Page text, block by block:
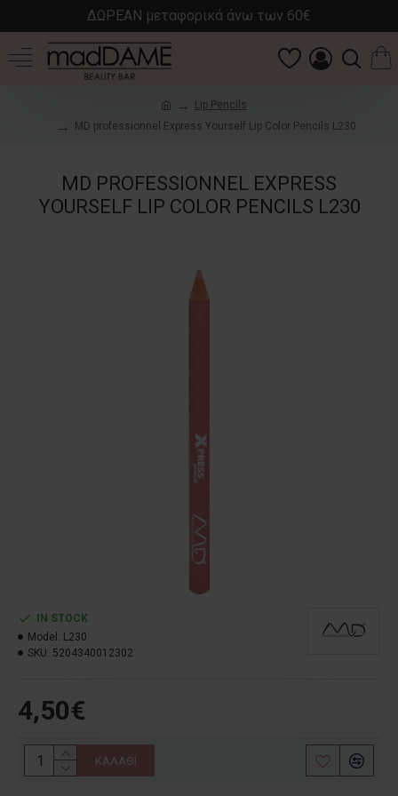
ΔΩΡΕΑΝ μεταφορικά άνω των 60€
Lip Pencils
MD professionnel Express Yourself Lip Color Pencils L230
MD PROFESSIONNEL EXPRESS
YOURSELF LIP COLOR PENCILS L230
4,50€
IN STOCK
Model: L230
SKU: 5204340012302
ΚΑΛΆΘΙ